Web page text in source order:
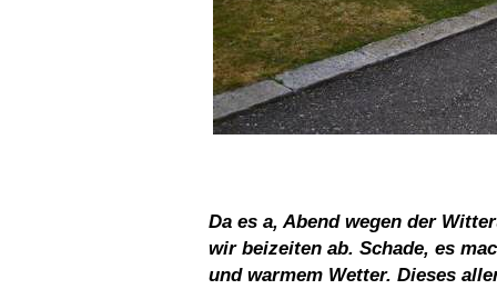
Da es a, Abend wegen der
wir beizeiten ab. Schade, es
und warmem Wetter. Dieses